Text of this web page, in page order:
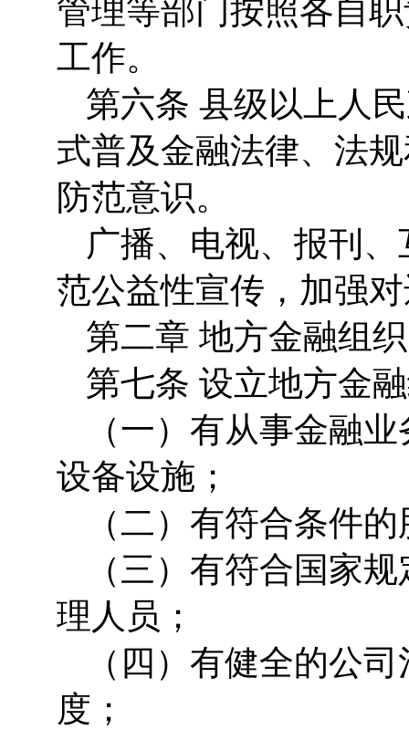
管理等部门按照各自
工作。
第六条 县级以上人
式普及金融法律、法
防范意识。
广播、电视、报刊
范公益性宣传，加强
第二章 地方金融组织
第七条 设立地方金
（一）有从事金融
设备设施；
（二）有符合条件
（三）有符合国家
理人员；
（四）有健全的公
度；